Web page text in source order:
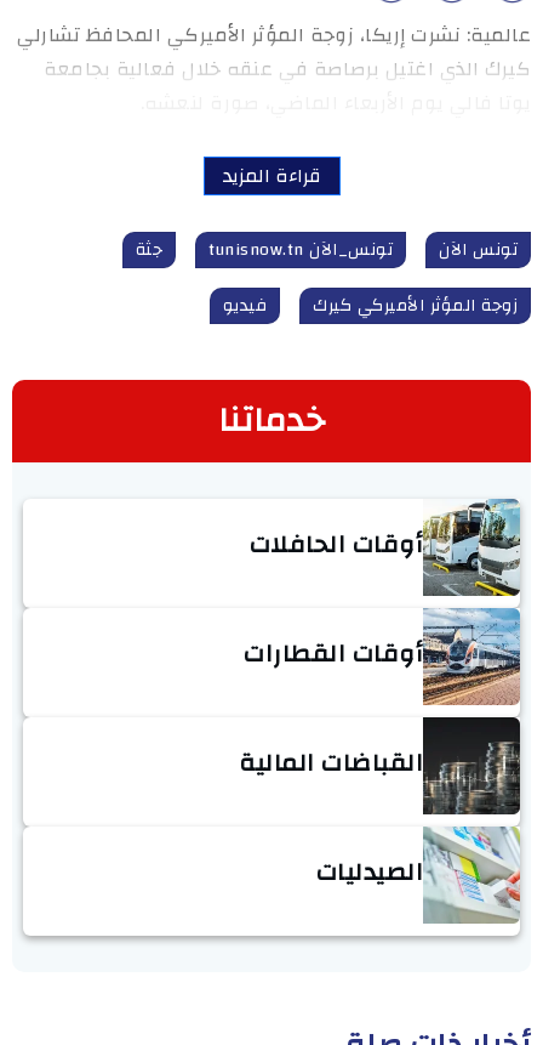
عالمية: نشرت إريكا، زوجة المؤثر الأميركي المحافظ تشارلي
كيرك الذي اغتيل برصاصة في عنقه خلال فعالية بجامعة
قراءة المزيد
تونس الآن تونس_الآن tunisnow.tn
جثة
زوجة المؤثر الأميركي كيرك
فيديو
خدماتنا
أوقات الحافلات
أوقات القطارات
القباضات المالية
الصيدليات